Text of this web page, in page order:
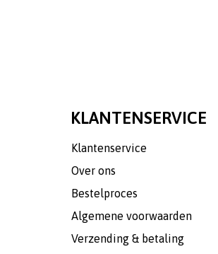
KLANTENSERVICE
Klantenservice
Over ons
Bestelproces
Algemene voorwaarden
Verzending & betaling